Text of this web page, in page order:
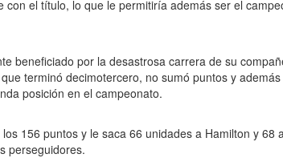
con el título, lo que le permitiría además ser el
beneficiado por la desastrosa carrera de su
terminó decimotercero, no sumó puntos y
posición en el campeonato.
156 puntos y le saca 66 unidades a Hamilton y 68
perseguidores.